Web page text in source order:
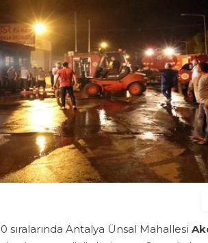
Antalya Ünsal Mahallesi